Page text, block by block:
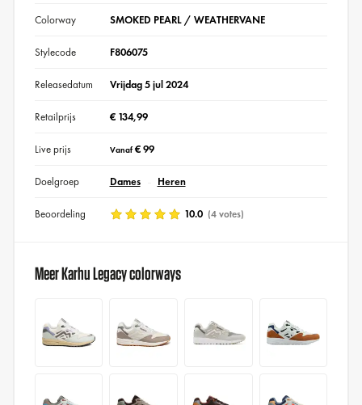
Colorway SMOKED PEARL / WEATHERVANE
Stylecode F806075
Releasedatum Vrijdag 5 jul 2024
Retailprijs € 134,99
Live prijs Vanaf€ 99
Doelgroep Dames Heren
Beoordeling 10.0 (4 votes)
Meer Karhu Legacy colorways